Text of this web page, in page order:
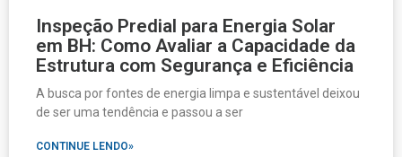
Inspeção Predial para Energia Solar
em BH: Como Avaliar a Capacidade da
Estrutura com Segurança e Eficiência
A busca por fontes de energia limpa e sustentável deixou
de ser uma tendência e passou a ser
CONTINUE LENDO»